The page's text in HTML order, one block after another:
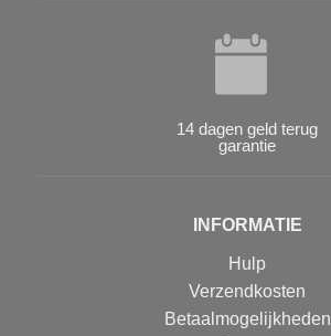
14 dagen geld terug
garantie
INFORMATIE
Hulp
Verzendkosten
Betaalmogelijkheden